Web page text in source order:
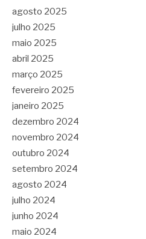
agosto 2025
julho 2025
maio 2025
abril 2025
março 2025
fevereiro 2025
janeiro 2025
dezembro 2024
novembro 2024
outubro 2024
setembro 2024
agosto 2024
julho 2024
junho 2024
maio 2024